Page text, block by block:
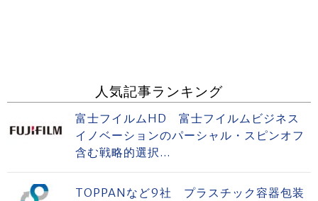
人気記事ランキング
富士フイルムHD 富士フイルムビジネス
イノベーションのパーシャル・スピンオフ
含む戦略的選択...
TOPPANなど9社 プラスチック容器包装